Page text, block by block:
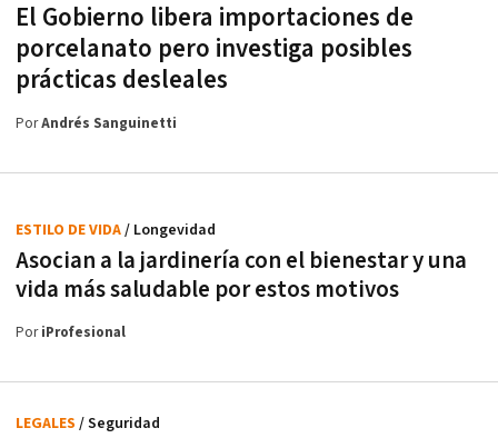
El Gobierno libera importaciones de
porcelanato pero investiga posibles
prácticas desleales
PorAndrés Sanguinetti
Asocian a la jardinería con el bienestar y una
vida más saludable por estos motivos
ESTILO DE VIDA/ Longevidad
PoriProfesional
LEGALES / Seguridad